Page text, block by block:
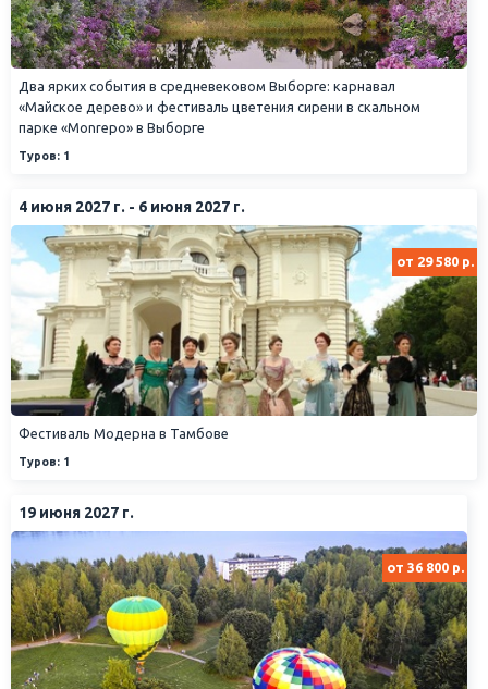
Два ярких события в средневековом Выборге: карнавал
«Майское дерево» и фестиваль цветения сирени в скальном
парке «Monrepo» в Выборге
Туров: 1
4 июня 2027 г. - 6 июня 2027 г.
от 29 580 р.
Фестиваль Модерна в Тамбове
Туров: 1
19 июня 2027 г.
от 36 800 р.